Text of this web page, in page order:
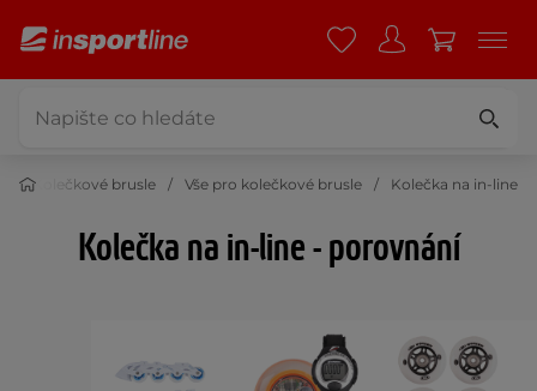
Kolečkové brusle Vše pro kolečkové brusle Kolečka na in-line
Kolečka na in-line - porovnání